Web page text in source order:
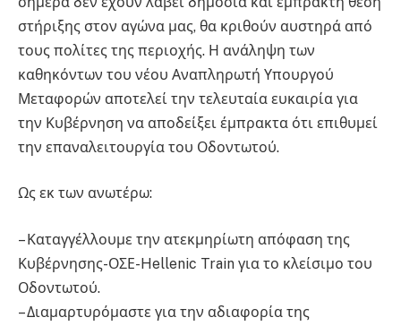
στήριξης στον αγώνα μας, θα κριθούν αυστηρά από
τους πολίτες της περιοχής. Η ανάληψη των
καθηκόντων του νέου Αναπληρωτή Υπουργού
Μεταφορών αποτελεί την τελευταία ευκαιρία για
την Κυβέρνηση να αποδείξει έμπρακτα ότι επιθυμεί
την επαναλειτουργία του Οδοντωτού.
Ως εκ των ανωτέρω:
– Καταγγέλλουμε την ατεκμηρίωτη απόφαση της
Κυβέρνησης-ΟΣΕ-Hellenic Train για το κλείσιμο του
Οδοντωτού.
– Διαμαρτυρόμαστε για την αδιαφορία της